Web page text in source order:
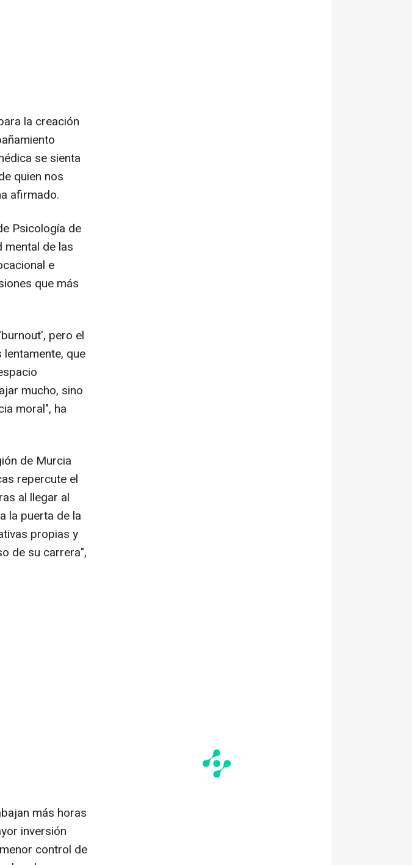
la creación
se sienta
quien nos
afirmado.
Psicología de
mental de las
e
que más
pero el
que
mucho, sino
moral", ha
de Murcia
repercute el
al llegar al
la puerta de la
propias y
de su carrera",
más horas
inversión
control de